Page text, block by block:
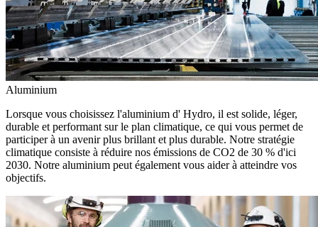
Aluminium
Lorsque vous choisissez l'aluminium d' Hydro, il est solide, léger,
durable et performant sur le plan climatique, ce qui vous permet de
participer à un avenir plus brillant et plus durable. Notre stratégie
climatique consiste à réduire nos émissions de CO2 de 30 % d'ici
2030. Notre aluminium peut également vous aider à atteindre vos
objectifs.